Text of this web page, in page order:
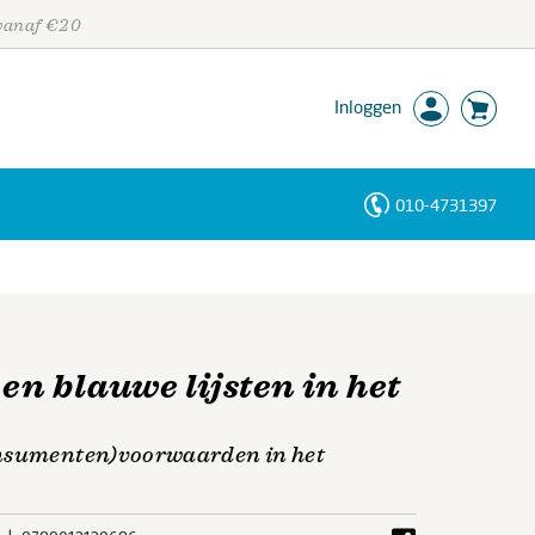
€20
Inloggen
010-4731397
blauwe lijsten in het
in het
Personen